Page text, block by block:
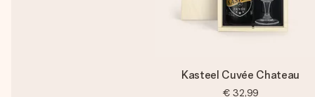
Kasteel Cuvée Chateau
€ 32,99